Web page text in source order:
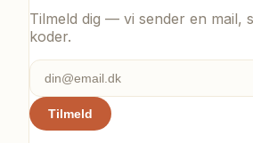
Tilmeld dig — vi sender en mail,
koder.
Tilmeld